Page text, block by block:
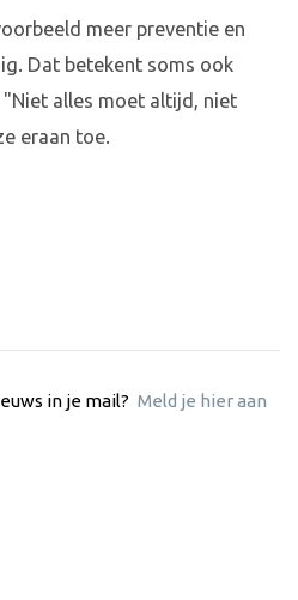
meer preventie en
Dat betekent soms ook
alles moet altijd, niet
eraan toe.
in je mail? Meld je hier aan